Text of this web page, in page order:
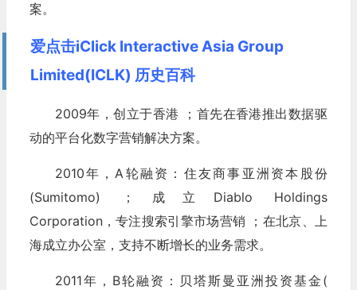
案。
爱点击iClick Interactive Asia Group
Limited(ICLK) 历史百科
2009年，创立于香港 ；首先在香港推出数据驱
动的平台化数字营销解决方案。
2010年，A轮融资：住友商事亚洲资本股份
(Sumitomo) ；成立Diablo Holdings
Corporation，专注搜索引擎市场营销 ；在北京、上
海成立办公室，支持不断增长的业务需求。
2011年，B轮融资：贝塔斯曼亚洲投资基金(